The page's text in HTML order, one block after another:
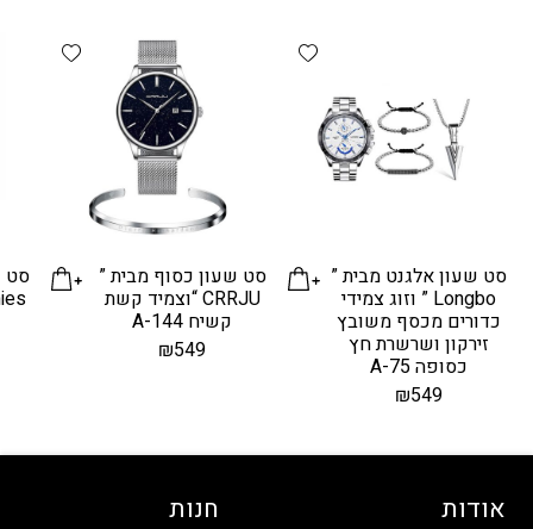
Add wishlist
סט שעון אלגנט מבית ”
Longbo ” וזוג צמידי
כדורים מכסף משובץ
זירקון ושרשרת חץ
כסופה A-75
₪549
wishlist
סט שעון כסוף מבית ”
CRRJU “וצמיד קשת
קשיח A-144
₪549
סט
אודות חנות